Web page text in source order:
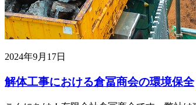
2024年9月17日
解体工事における倉冨商会の環境保全